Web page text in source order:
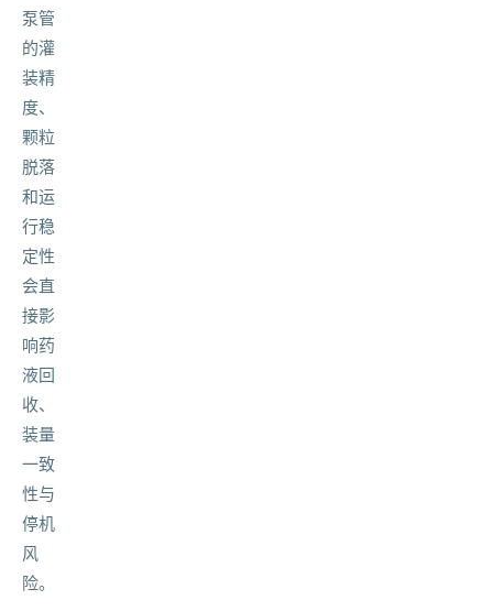
泵管
的灌
装精
度、
颗粒
脱落
和运
行稳
定性
会直
接影
响药
液回
收、
装量
一致
性与
停机
风
险。